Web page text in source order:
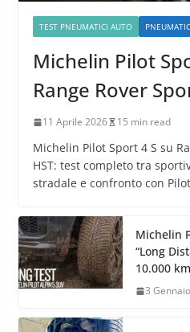
TEST PNEUMATICI AUTO
Michelin Pilot
Range Rover
11 Aprile 2026 15 min read
Michelin Pilot Sport 4 S su
HST: test completo tra
stradale e confronto con
Michelin
“Long
10.000 km
3